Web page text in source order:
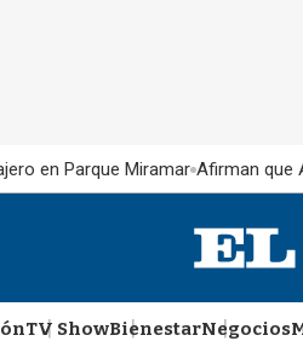
en Parque Miramar Afirman que
TV ShowBienestarNegocios